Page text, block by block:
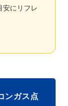
安にリフレ
ンガス点